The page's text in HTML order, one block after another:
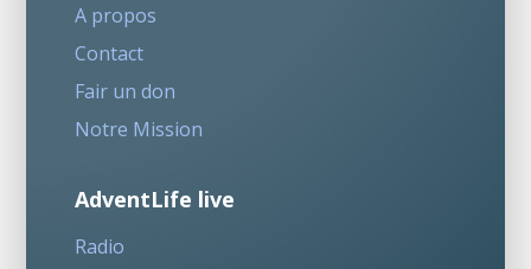
A propos
Contact
Fair un don
Notre Mission
AdventLife live
Radio